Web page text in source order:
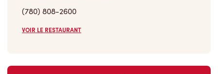
(780) 808-2600
VOIR LE RESTAURANT